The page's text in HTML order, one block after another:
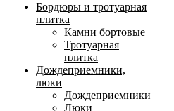
Бордюры и тротуарная
плитка
Камни бортовые
Тротуарная
плитка
Дождеприемники,
люки
Дождеприемники
Люки